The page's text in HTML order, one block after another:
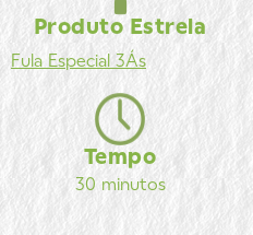
Produto Estrela
Fula Especial 3Ás
Tempo
30 minutos